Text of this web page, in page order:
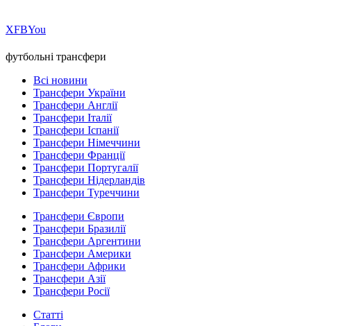
ХFBYou
футбольні трансфери
Всі новини
Трансфери України
Трансфери Англії
Трансфери Італії
Трансфери Іспанії
Трансфери Німеччини
Трансфери Франції
Трансфери Португалії
Трансфери Нідерландів
Трансфери Туреччини
Трансфери Європи
Трансфери Бразилії
Трансфери Аргентини
Трансфери Америки
Трансфери Африки
Трансфери Азії
Трансфери Росії
Статті